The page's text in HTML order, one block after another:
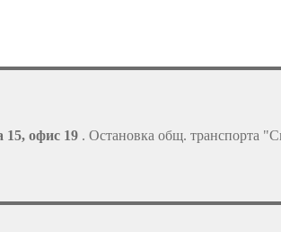
15, офис 19 . Остановка общ. транспорта